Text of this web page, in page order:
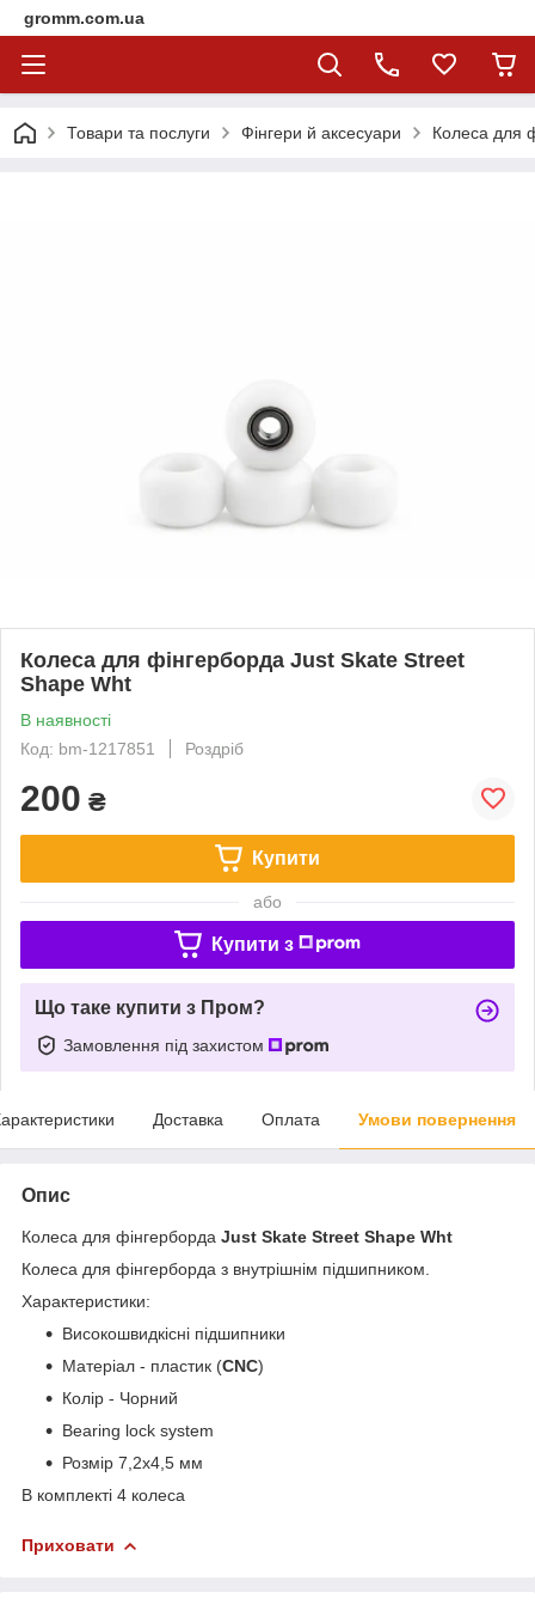
gromm.com.ua
Товари та послуги Фінгери й аксесуари Колеса для
Колеса для фінгерборда Just Skate Street
Shape Wht
В наявності
Код: bm-1217851
Роздріб
200 ₴
Купити
або
Купити з
Що таке купити з Пром?
Замовлення під захистом
Доставка Оплата Умови повернення
Опис
Колеса для фінгерборда Just Skate Street Shape Wht
Колеса для фінгерборда з внутрішнім підшипником.
Характеристики:
Високошвидкісні підшипники
Матеріал - пластик (CNC)
Колір - Чорний
Bearing lock system
Розмір 7,2х4,5 мм
В комплекті 4 колеса
Приховати